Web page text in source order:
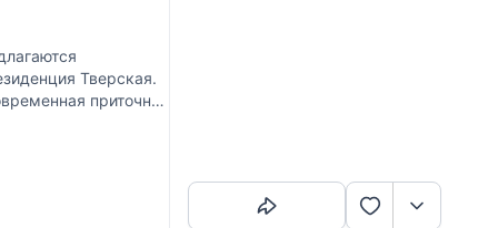
Тверская.
приточно-